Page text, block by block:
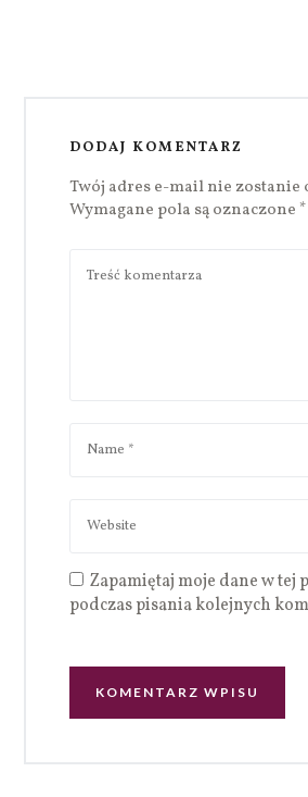
DODAJ KOMENTARZ
Twój adres e-mail nie zostanie
Wymagane pola są oznaczone *
Zapamiętaj moje dane w tej
podczas pisania kolejnych